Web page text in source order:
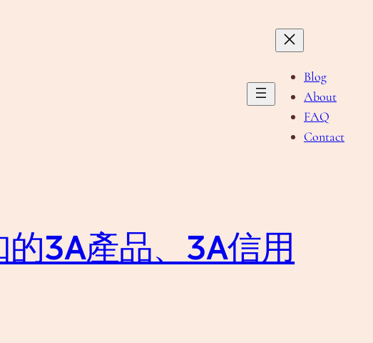
Blog
About
FAQ
Contact
的3A產品、3A信用